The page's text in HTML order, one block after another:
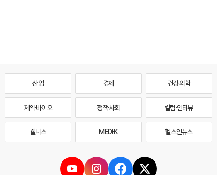
산업 경제 건강·의학
제약·바이오 정책·사회 칼럼·인터뷰
웰니스 MEDI·K 헬스인뉴스